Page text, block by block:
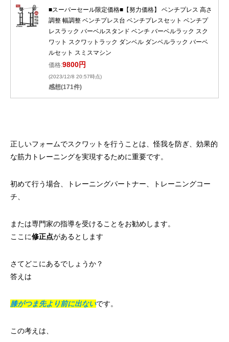
■スーパーセール限定価格■【努力価格】 ベンチプレス 高さ
調整 幅調整 ベンチプレス台 ベンチプレスセット ベンチプ
レスラック バーベルスタンド ベンチ バーベルラック スク
ワット スクワットラック ダンベル ダンベルラック バーベ
ルセット スミスマシン
価格:9800円
(2023/12/8 20:57時点)
感想(171件)
正しいフォームでスクワットを行うことは、怪我を防ぎ、効果的
な筋力トレーニングを実現するために重要です。
初めて行う場合、トレーニングパートナー、トレーニングコー
チ、
または専門家の指導を受けることをお勧めします。
ここに修正点があるとします
さてどこにあるでしょうか？
答えは
膝がつま先より前に出ないです。
この考えは、